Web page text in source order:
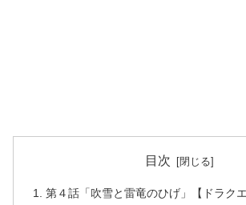
目次
第４話「吹雪と雷竜のひげ」【ドラク